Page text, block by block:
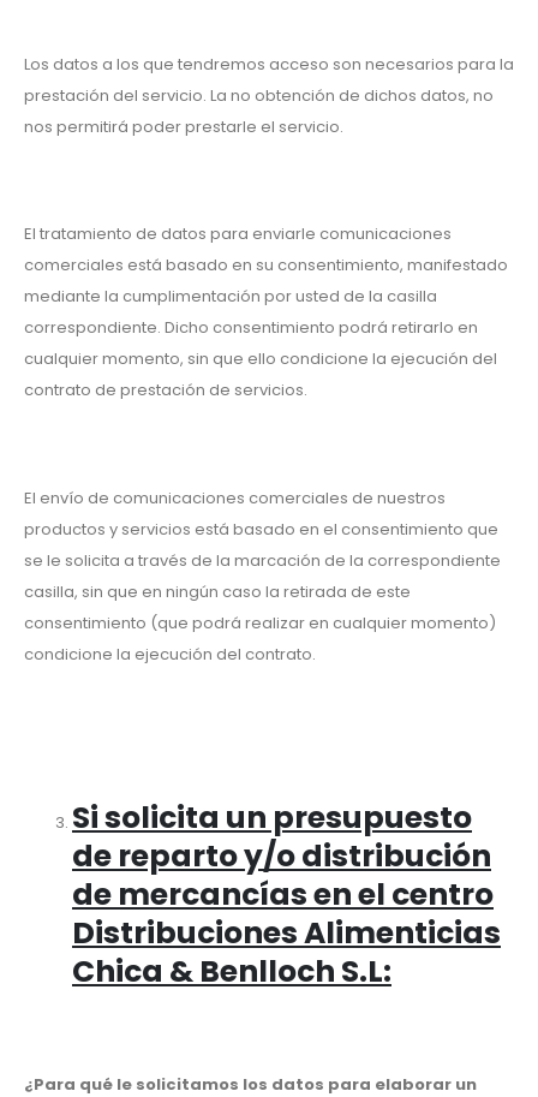
Los datos a los que tendremos acceso son necesarios para la
prestación del servicio. La no obtención de dichos datos, no
nos permitirá poder prestarle el servicio.
El tratamiento de datos para enviarle comunicaciones
comerciales está basado en su consentimiento, manifestado
mediante la cumplimentación por usted de la casilla
correspondiente. Dicho consentimiento podrá retirarlo en
cualquier momento, sin que ello condicione la ejecución del
contrato de prestación de servicios.
El envío de comunicaciones comerciales de nuestros
productos y servicios está basado en el consentimiento que
se le solicita a través de la marcación de la correspondiente
casilla, sin que en ningún caso la retirada de este
consentimiento (que podrá realizar en cualquier momento)
condicione la ejecución del contrato.
Si solicita un presupuesto
de reparto y/o distribución
de mercancías en el centro
Distribuciones Alimenticias
Chica & Benlloch S.L:
¿Para qué le solicitamos los datos para elaborar un